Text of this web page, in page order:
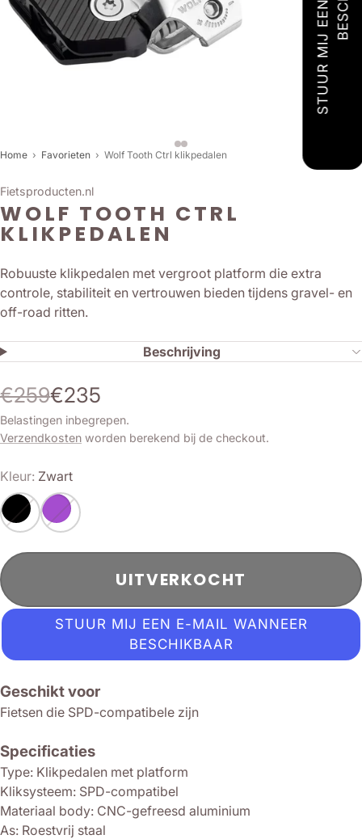
Home › Favorieten › Wolf Tooth Ctrl klikpedalen
Fietsproducten.nl
WOLF TOOTH CTRL
KLIKPEDALEN
Robuuste klikpedalen met vergroot platform die extra
controle, stabiliteit en vertrouwen bieden tijdens gravel- en
off-road ritten.
Beschrijving
€259€235
Belastingen inbegrepen.
Verzendkosten worden berekend bij de checkout.
Kleur: Zwart
UITVERKOCHT
STUUR MIJ EEN E-MAIL WANNEER
BESCHIKBAAR
Geschikt voor
Fietsen die SPD-compatibele zijn
Specificaties
Type: Klikpedalen met platform
Kliksysteem: SPD-compatibel
Materiaal body: CNC-gefreesd aluminium
As: Roestvrij staal